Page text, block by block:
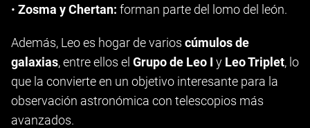
• Zosma y Chertan: forman parte del lomo del león.
Además, Leo es hogar de varios cúmulos de
galaxias, entre ellos el Grupo de Leo I y Leo Triplet, lo
que la convierte en un objetivo interesante para la
observación astronómica con telescopios más
avanzados.